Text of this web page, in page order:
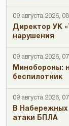
09 августа 2026,
Директор УК
нарушения
09 августа 2026,
Минобороны:
беспилотник
09 августа 2026,
В Набережных
атаки БПЛА